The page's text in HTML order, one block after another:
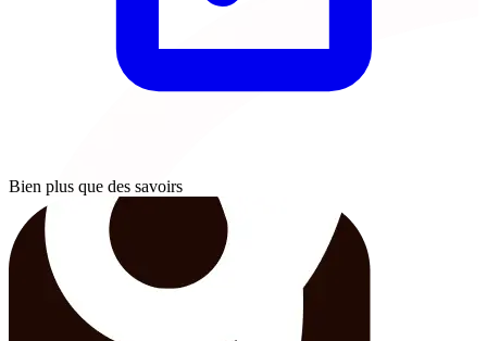
Bien plus que des savoirs